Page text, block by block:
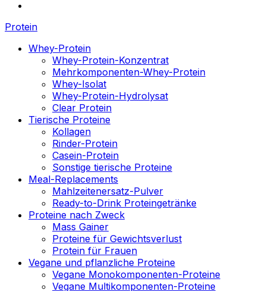
Protein
Whey-Protein
Whey-Protein-Konzentrat
Mehrkomponenten-Whey-Protein
Whey-Isolat
Whey-Protein-Hydrolysat
Clear Protein
Tierische Proteine
Kollagen
Rinder-Protein
Casein-Protein
Sonstige tierische Proteine
Meal-Replacements
Mahlzeitenersatz-Pulver
Ready-to-Drink Proteingetränke
Proteine nach Zweck
Mass Gainer
Proteine für Gewichtsverlust
Protein für Frauen
Vegane und pflanzliche Proteine
Vegane Monokomponenten-Proteine
Vegane Multikomponenten-Proteine